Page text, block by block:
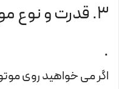
3. قدرت و نوع موتور:
.
اگر می خواهید روی